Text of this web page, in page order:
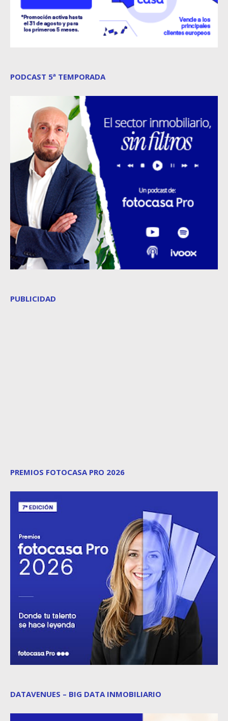
PODCAST 5ª TEMPORADA
PUBLICIDAD
PREMIOS FOTOCASA PRO 2026
DATAVENUES – BIG DATA INMOBILIARIO